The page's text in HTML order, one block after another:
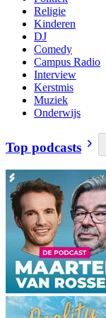
Religie
Kinderen
DJ
Comedy
Campus Radio
Interview
Kerstmis
Muziek
Onderwijs
Top podcasts